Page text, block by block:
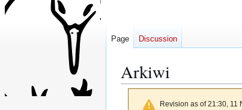
Arkiwi
Revision as of 21:30, 11
Page Discussion